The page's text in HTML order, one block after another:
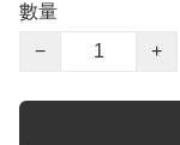
數量
−
+